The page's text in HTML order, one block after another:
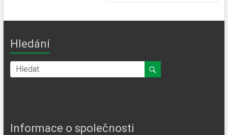
Hledání
Informace o společnosti